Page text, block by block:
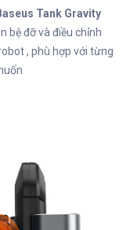
Tank Gravity
bệ đỡ và điều chỉnh
, phù hợp với từng